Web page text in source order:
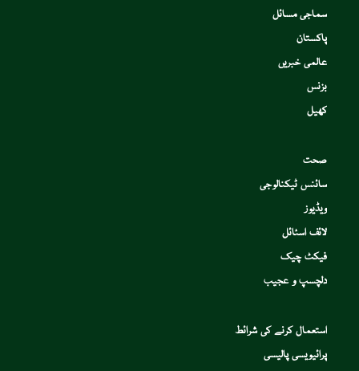
سماجی مسائل
پاکستان
عالمی خبریں
بزنس
کھیل
صحت
سائنس ٹیکنالوجی
ویڈیوز
لائف اسٹائل
فیکٹ چیک
دلچسپ و عجیب
استعمال کرنے کی شرائط
پرائیویسی پالیسی